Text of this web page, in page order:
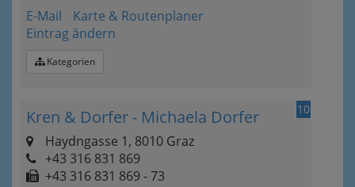
E-Mail
Karte & Routenplaner
Eintrag ändern
Kategorien
10
Kren & Dorfer - Michaela Dorfer
Haydngasse 1, 8010 Graz
+43 316 831 869
+43 316 831 869 - 73